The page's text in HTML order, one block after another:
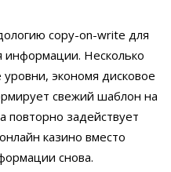
copy-on-write для
информации. Несколько
экономя дисковое
свежий шаблон на
повторно задействует
казино вместо
снова.